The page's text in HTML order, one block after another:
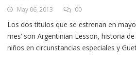
May 06, 2013 00
Los dos títulos que se estrenan en
mes’ son Argentinian Lesson, historia
niños en circunstancias especiales y